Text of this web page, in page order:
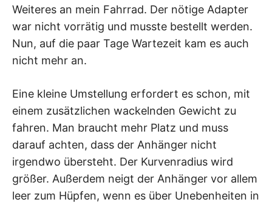
Weiteres an mein Fahrrad. Der nötige Adapter
war nicht vorrätig und musste bestellt werden.
Nun, auf die paar Tage Wartezeit kam es auch
nicht mehr an.
Eine kleine Umstellung erfordert es schon, mit
einem zusätzlichen wackelnden Gewicht zu
fahren. Man braucht mehr Platz und muss
darauf achten, dass der Anhänger nicht
irgendwo übersteht. Der Kurvenradius wird
größer. Außerdem neigt der Anhänger vor allem
leer zum Hüpfen, wenn es über Unebenheiten in